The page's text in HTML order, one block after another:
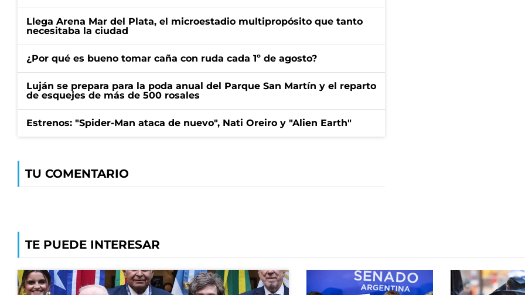
Llega Arena Mar del Plata, el microestadio multipropósito que tanto
necesitaba la ciudad
¿Por qué es bueno tomar caña con ruda cada 1º de agosto?
Luján se prepara para la poda anual del Parque San Martín y el reparto
de esquejes de más de 500 rosales
Estrenos: "Spider-Man ataca de nuevo", Nati Oreiro y "Alien Earth"
TU COMENTARIO
TE PUEDE INTERESAR